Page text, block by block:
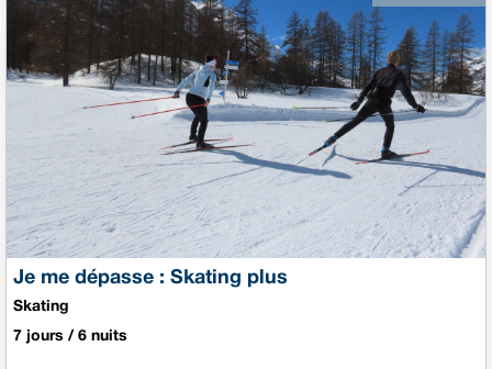
Je me dépasse : Skating plus
Skating
7 jours / 6 nuits